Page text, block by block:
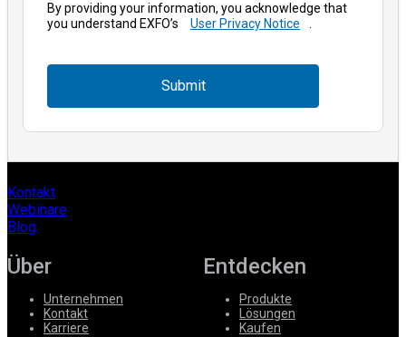
By providing your information, you acknowledge that
you understand EXFO’s
User Privacy Notice .
Submit
Kontakt
Webinare
Blog
Über
Unternehmen
Kontakt
Karriere
Entdecken
Produkte
Lösungen
Kaufen